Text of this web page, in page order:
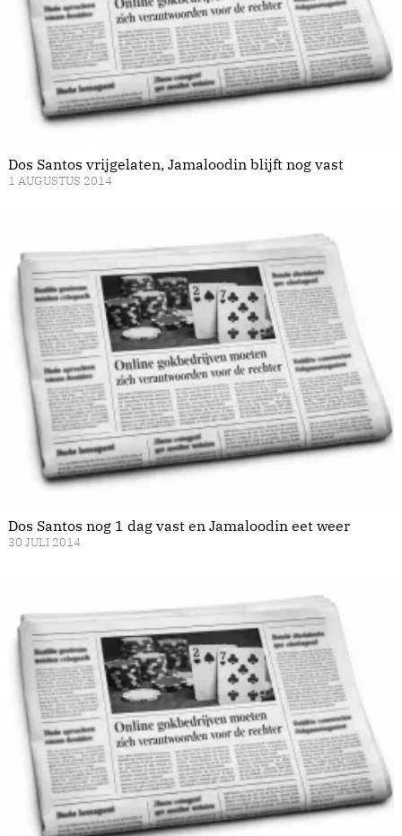
Dos Santos vrijgelaten, Jamaloodin blijft nog vast
1 AUGUSTUS 2014
Dos Santos nog 1 dag vast en Jamaloodin eet weer
30 JULI 2014